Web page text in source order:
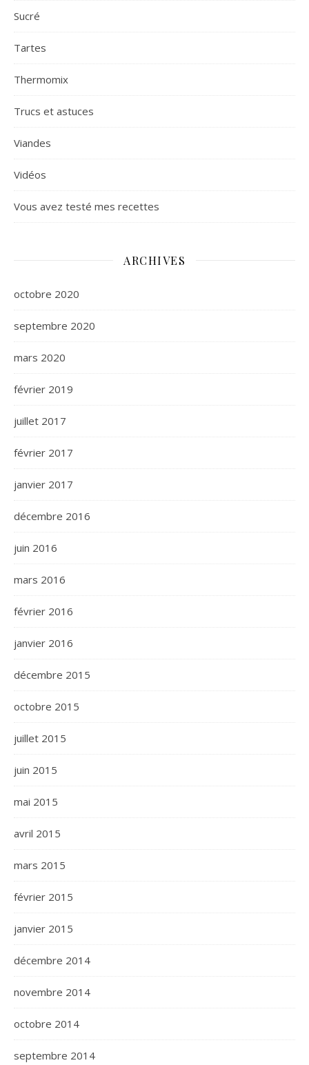
Sucré
Tartes
Thermomix
Trucs et astuces
Viandes
Vidéos
Vous avez testé mes recettes
ARCHIVES
octobre 2020
septembre 2020
mars 2020
février 2019
juillet 2017
février 2017
janvier 2017
décembre 2016
juin 2016
mars 2016
février 2016
janvier 2016
décembre 2015
octobre 2015
juillet 2015
juin 2015
mai 2015
avril 2015
mars 2015
février 2015
janvier 2015
décembre 2014
novembre 2014
octobre 2014
septembre 2014